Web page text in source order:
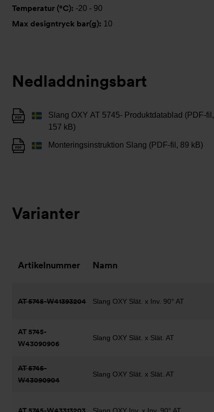
Temperatur (°C): -20 - 90
Max designtryck bar(g): 10
Nedladdningsbart
Slang OXY AT 5745- Produktdatablad (PDF-fil,
157 kB)
Monteringsinstruktion Slang (PDF-fil, 89 kB)
Varianter
Artikelnummer Namn
AT 5745-W41393204 Slang OXY Slät. x Inv. 90° AT
AT 5745-
W43090906
Slang OXY Slät. x Slät. AT
AT 5745-
W43090904
Slang OXY Slät. x Slät. AT